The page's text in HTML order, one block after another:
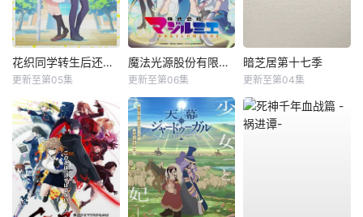
花织同学转生后还是想干架
更新至第05集
魔法光源股份有限公司第二季
更新至第06集
暗芝居第十七季
更新至第04集